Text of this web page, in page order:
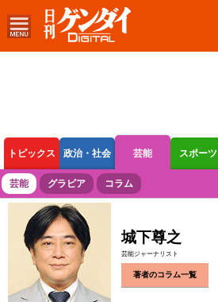
トピックス 政治・社会 芸能 スポーツ
ボートレース 競輪 オートレース
芸能 グラビア コラム
城下尊之
芸能ジャーナリスト
著者のコラム一覧